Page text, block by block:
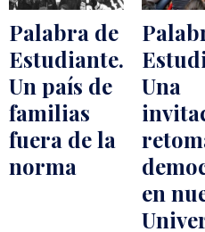
Palabra de
Estudiante.
Un país de
familias
fuera de la
norma
Una
en